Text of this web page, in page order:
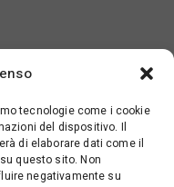
tecnologie come i cookie
del dispositivo. Il
di elaborare dati come il
questo sito. Non
negativamente su